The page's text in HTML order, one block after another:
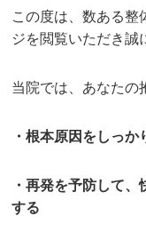
この度は、数ある整
ジを閲覧いただき誠
当院では、あなたの
・根本原因をしっ
・再発を予防して
する